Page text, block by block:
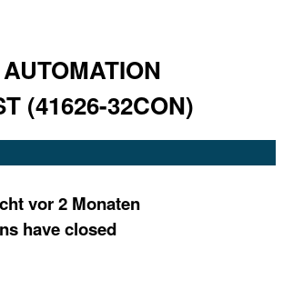
(41626-32CON)
vor 2 Monaten
have closed